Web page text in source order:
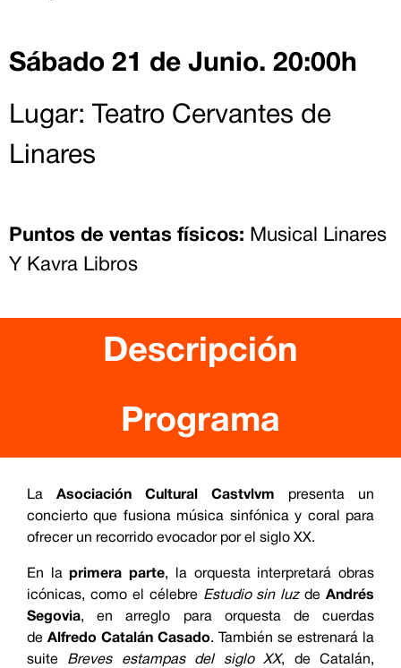
Sábado 21 de Junio. 20:00h
Lugar: Teatro Cervantes de
Linares
Puntos de ventas físicos: Musical Linares
Y Kavra Libros
Descripción
Programa
La Asociación Cultural Castvlvm presenta un
concierto que fusiona música sinfónica y coral para
ofrecer un recorrido evocador por el siglo XX.
En laprimera parte, la orquesta interpretará obras
icónicas, como el célebre Estudio sin luzde Andrés
Segovia, en arreglo para orquesta de cuerdas
de Alfredo Catalán Casado. También se estrenará la
suite Breves estampas del siglo XX, de Catalán,